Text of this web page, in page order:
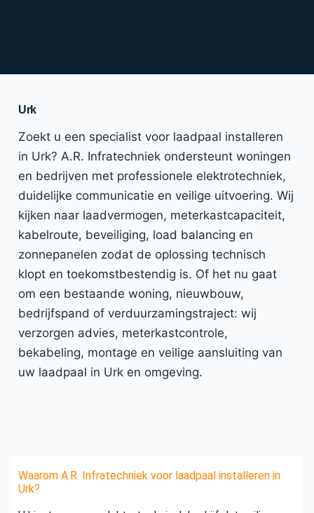
Urk
Zoekt u een specialist voor laadpaal installeren
in Urk? A.R. Infratechniek ondersteunt woningen
en bedrijven met professionele elektrotechniek,
duidelijke communicatie en veilige uitvoering. Wij
kijken naar laadvermogen, meterkastcapaciteit,
kabelroute, beveiliging, load balancing en
zonnepanelen zodat de oplossing technisch
klopt en toekomstbestendig is. Of het nu gaat
om een bestaande woning, nieuwbouw,
bedrijfspand of verduurzamingstraject: wij
verzorgen advies, meterkastcontrole,
bekabeling, montage en veilige aansluiting van
uw laadpaal in Urk en omgeving.
Waarom A.R. Infratechniek voor laadpaal installeren in
Urk?